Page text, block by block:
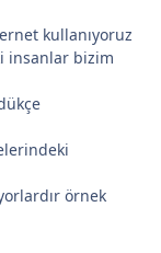
kullanıyoruz
insanlar bizim
örnek